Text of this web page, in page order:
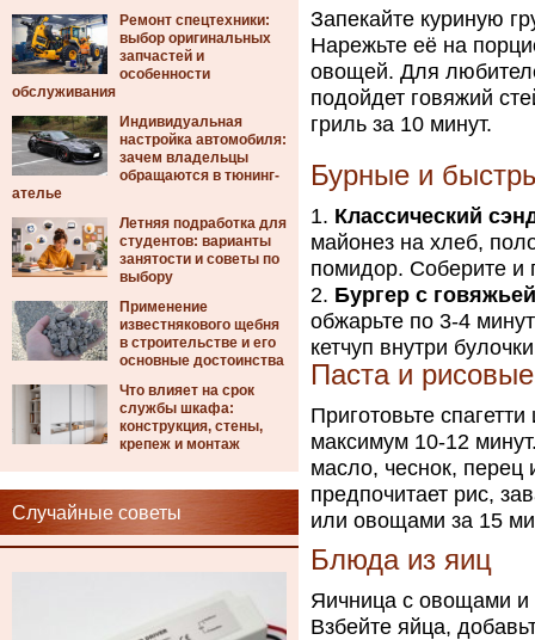
Ремонт спецтехники:
выбор оригинальных
запчастей и
особенности
обслуживания
Индивидуальная
настройка автомобиля:
зачем владельцы
обращаются в тюнинг-
ателье
Летняя подработка для
студентов: варианты
занятости и советы по
выбору
Применение
известнякового щебня
в строительстве и его
основные достоинства
Что влияет на срок
службы шкафа:
конструкция, стены,
крепеж и монтаж
Случайные советы
Запекайте куриную
Нарежьте её на
овощей. Для
подойдет говяжий
гриль за 10 минут.
Бурные и
Классический
майонез на хлеб,
помидор. Соберите и
Бургер с
обжарьте по 3-4
кетчуп внутри
Паста и
Приготовьте
максимум 10-12
масло, чеснок, перец
предпочитает рис,
или овощами за 15
Блюда из яиц
Яичница с овощами и
Взбейте яйца,